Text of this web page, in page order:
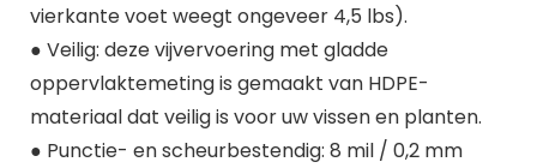
vierkante voet weegt ongeveer 4,5 lbs).
● Veilig: deze vijvervoering met gladde
oppervlaktemeting is gemaakt van HDPE-
materiaal dat veilig is voor uw vissen en planten.
● Punctie- en scheurbestendig: 8 mil / 0,2 mm